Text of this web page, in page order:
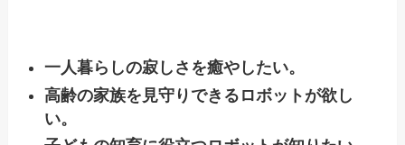
一人暮らしの寂しさを癒やしたい。
高齢の家族を見守りできるロボットが欲し
い。